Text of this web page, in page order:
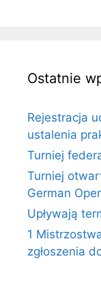
Ostatnie
Rejestracja
ustalenia
Turniej
Turniej
German
Upływają
1
zgłoszenia